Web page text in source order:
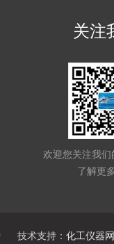
关注
欢迎您关注我
了解更
技术支持： 化工仪器网